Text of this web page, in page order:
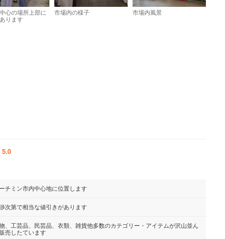
心の場所上部に
ります
市場内の様子 市場内風景
5.0
チミン市内中心地に位置します
次第で相当な値引きがあります
、工芸品、民芸品、衣類、雑貨他多数のカテゴリー・アイテムが沢山並ん
売したています